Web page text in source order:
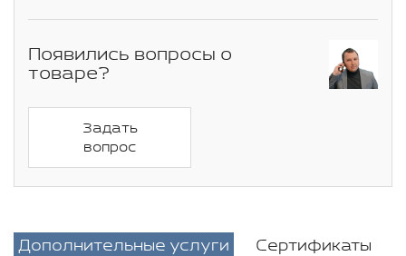
Появились вопросы о
товаре?
Задать
вопрос
Дополнительные услуги
Сертификаты